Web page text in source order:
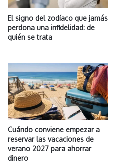
El signo del zodíaco que jamás
perdona una infidelidad: de
quién se trata
Cuándo conviene empezar a
reservar las vacaciones de
verano 2027 para ahorrar
dinero